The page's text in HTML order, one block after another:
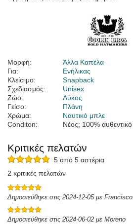
Μορφή:
Άλλα Καπέλα
Για:
Ενήλικας
Κλείσιμο:
Snapback
Σχεδιασμός:
Unisex
Ζώο:
Λύκος
Γείσο:
Πλάνη
Χρώμα:
Ναυτικό μπλε
Conditon:
Νέος; 100% αυθεντικό
Κριτικές πελατών
5 από 5 αστέρια
2 κριτικές πελατών
Δημοσιεύθηκε στις 2024-12-05 με Francisco
Δημοσιεύθηκε στις 2024-06-02 με Moreno